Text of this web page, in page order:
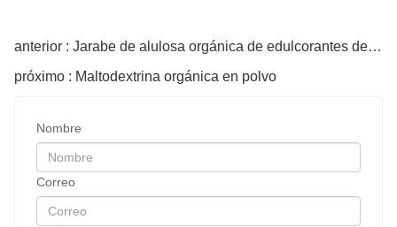
anterior : Jarabe de alulosa orgánica de edulcorantes de buena calidad al por mayor
próximo : Maltodextrina orgánica en polvo
Nombre
Correo